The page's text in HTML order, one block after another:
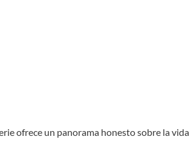
ofrece un panorama honesto sobre la